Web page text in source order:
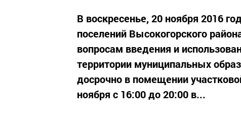
В воскресенье, 20 ноября 2016
поселений Высокогорского
вопросам введения и
территории муниципальных
досрочно в помещении
ноября с 16:00 до 20:00 в...